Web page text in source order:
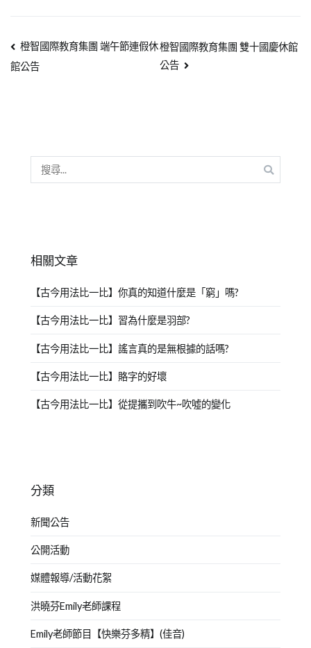
橙智國際教育集團 端午節連假休
館公告
橙智國際教育集團 雙十國慶休館
公告
相關文章
【古今用法比一比】你真的知道什麼是「窮」嗎?
【古今用法比一比】習為什麼是羽部?
【古今用法比一比】謠言真的是無根據的話嗎?
【古今用法比一比】賂字的好壞
【古今用法比一比】從提攜到吹牛~吹噓的變化
分類
新聞公告
公開活動
媒體報導/活動花絮
洪曉芬Emily老師課程
Emily老師節目【快樂芬多精】(佳音)